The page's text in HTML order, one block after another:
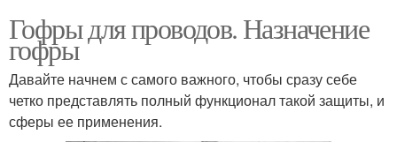
Гофры для проводов. Назначение
гофры
Давайте начнем с самого важного, чтобы сразу себе
четко представлять полный функционал такой защиты, и
сферы ее применения.